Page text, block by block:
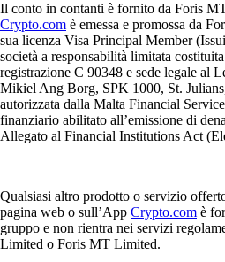
Il conto in contanti è fornito da Foris
Crypto.com è emessa e promossa da
sua licenza Visa Principal Member
società a responsabilità limitata
registrazione C 90348 e sede legale al
Mikiel Ang Borg, SPK 1000, St.
autorizzata dalla Malta Financial
finanziario abilitato all’emissione di
Allegato al Financial Institutions Act
Qualsiasi altro prodotto o servizio
pagina web o sull’App Crypto.com è
gruppo e non rientra nei servizi
Limited o Foris MT Limited.